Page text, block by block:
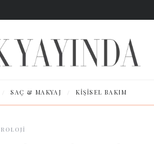
/ SAÇ & MAKYAJ / KIŞISEL BAKIM